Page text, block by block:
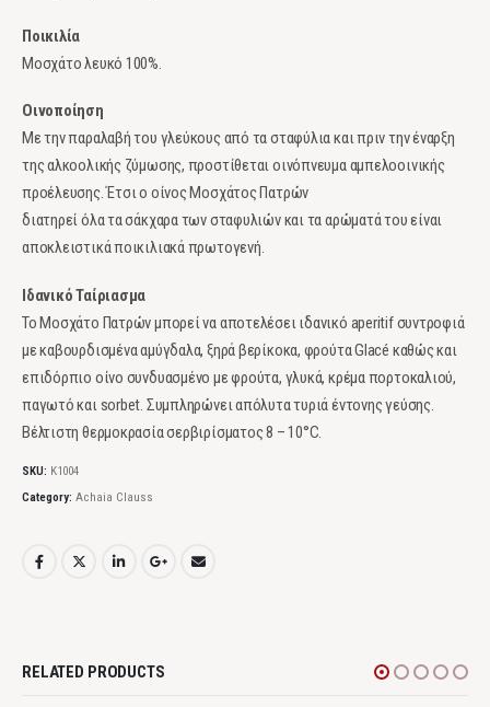
Ποικιλία
Μοσχάτο λευκό 100%.
Οινοποίηση
Με την παραλαβή του γλεύκους από τα σταφύλια και πριν την έναρξη
της αλκοολικής ζύμωσης, προστίθεται οινόπνευμα αμπελοοινικής
προέλευσης. Έτσι ο οίνος Μοσχάτος Πατρών
διατηρεί όλα τα σάκχαρα των σταφυλιών και τα αρώματά του είναι
αποκλειστικά ποικιλιακά πρωτογενή.
Ιδανικό Ταίριασμα
Το Μοσχάτο Πατρών μπορεί να αποτελέσει ιδανικό aperitif συντροφιά
με καβουρδισμένα αμύγδαλα, ξηρά βερίκοκα, φρούτα Glacé καθώς και
επιδόρπιο οίνο συνδυασμένο με φρούτα, γλυκά, κρέμα πορτοκαλιού,
παγωτό και sorbet. Συμπληρώνει απόλυτα τυριά έντονης γεύσης.
Βέλτιστη θερμοκρασία σερβιρίσματος 8 – 10°C.
SKU: Κ1004
Category: Achaia Clauss
RELATED PRODUCTS